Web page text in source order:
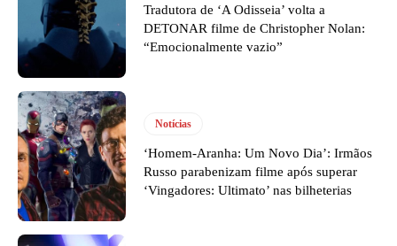
Tradutora de ‘A Odisseia’ volta a
DETONAR filme de Christopher Nolan:
“Emocionalmente vazio”
Notícias
‘Homem-Aranha: Um Novo Dia’: Irmãos
Russo parabenizam filme após superar
‘Vingadores: Ultimato’ nas bilheterias